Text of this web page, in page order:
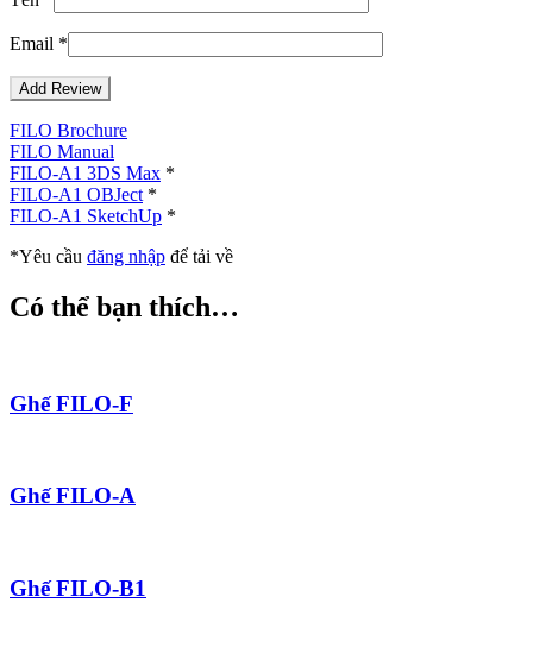
Email *
FILO Brochure
FILO Manual
FILO-A1 3DS Max *
FILO-A1 OBJect *
FILO-A1 SketchUp *
*Yêu cầu đăng nhập để tải về
Có thể bạn thích…
Ghế FILO-F
Ghế FILO-A
Ghế FILO-B1